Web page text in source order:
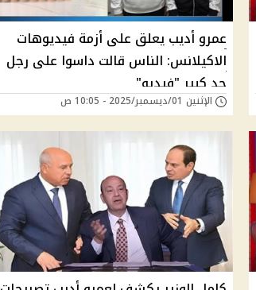
عمرو أديب يعلق على أزمة فيديوهات
الاكيلانس: الناس قالت داسوا على رجل
حد كبير "فيديو"
الإثنين 01/ديسمبر/2025 - 10:05 ص